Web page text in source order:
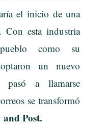
el inicio de una
Con esta industria
como su
un nuevo
pasó a llamarse
se transformó
Post.